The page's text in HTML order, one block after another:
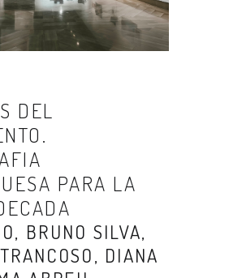
DEL
PARA LA
BRUNO SILVA,
DIANA